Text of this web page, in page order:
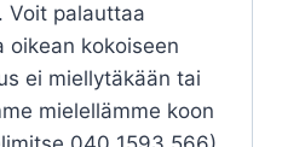
Voit palauttaa
oikean kokoiseen
ei miellytäkään tai
mielellämme koon